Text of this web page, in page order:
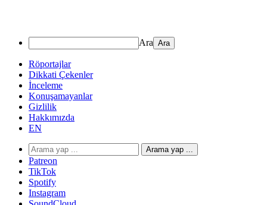
Ara
Röportajlar
Dikkati Çekenler
İnceleme
Konuşamayanlar
Gizlilik
Hakkımızda
EN
Arama yap ...
Patreon
TikTok
Spotify
Instagram